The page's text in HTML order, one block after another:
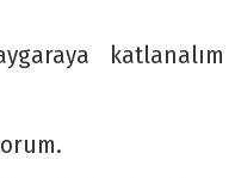
katlanalım